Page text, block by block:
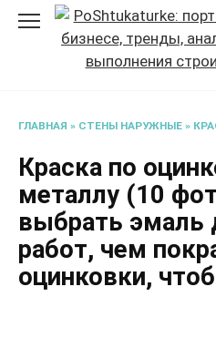
Перейти
содержанию
ГЛАВНАЯ » СТЕНЫ НАРУЖНЫЕ »
Краска по
металлу (10
выбрать эмаль
работ, чем
оцинковки,